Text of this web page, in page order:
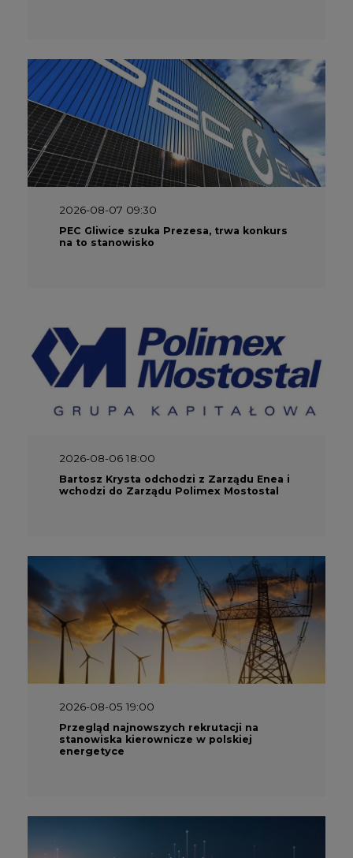
2026-08-07 09:30
PEC Gliwice szuka Prezesa, trwa konkurs
na to stanowisko
2026-08-06 18:00
Bartosz Krysta odchodzi z Zarządu Enea i
wchodzi do Zarządu Polimex Mostostal
2026-08-05 19:00
Przegląd najnowszych rekrutacji na
stanowiska kierownicze w polskiej
energetyce